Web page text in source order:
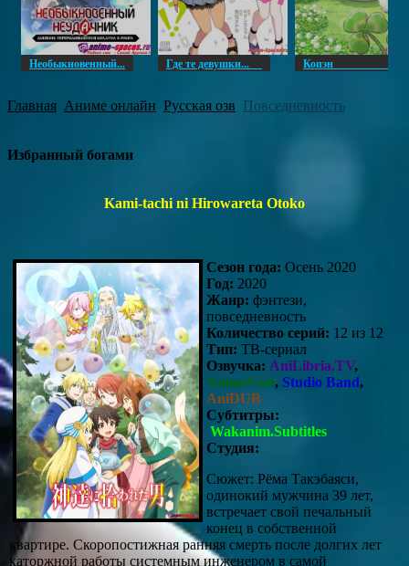
Необыкновенный... Где те девушки... Копэн
Главная Аниме онлайн Русская озв Повседневность
Избранный богами
Kami-tachi ni Hirowareta Otoko
Сезон года: Осень 2020
Год: 2020
Жанр: фэнтези,
повседневность
Количество серий: 12 из 12
Тип: ТВ-сериал
Озвучка: AniLibria.TV,
AnimeVost, Studio Band,
AniDUB
Субтитры:
Wakanim.Subtitles
Студия:
Сюжет: Рёма Такэбаяси,
одинокий мужчина 39 лет,
встречает свой печальный
конец в собственной
квартире. Скоропостижная ранняя смерть после долгих лет
каторжной работы системным инженером в самой